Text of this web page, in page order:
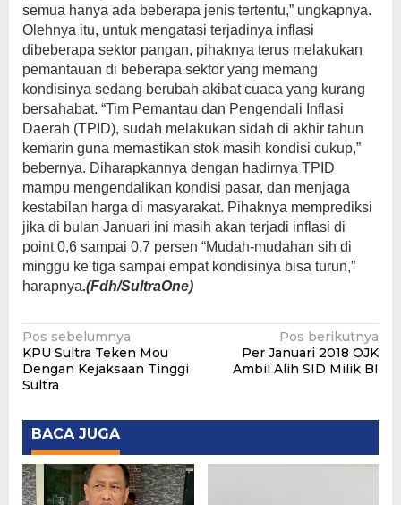
semua hanya ada beberapa jenis tertentu,” ungkapnya.
Olehnya itu, untuk mengatasi terjadinya inflasi
dibeberapa sektor pangan, pihaknya terus melakukan
pemantauan di beberapa sektor yang memang
kondisinya sedang berubah akibat cuaca yang kurang
bersahabat. “Tim Pemantau dan Pengendali Inflasi
Daerah (TPID), sudah melakukan sidah di akhir tahun
kemarin guna memastikan stok masih kondisi cukup,”
bebernya. Diharapkannya dengan hadirnya TPID
mampu mengendalikan kondisi pasar, dan menjaga
kestabilan harga di masyarakat. Pihaknya memprediksi
jika di bulan Januari ini masih akan terjadi inflasi di
point 0,6 sampai 0,7 persen “Mudah-mudahan sih di
minggu ke tiga sampai empat kondisinya bisa turun,”
harapnya.(Fdh/SultraOne)
Navigasi
pos
Pos sebelumnya
KPU Sultra Teken Mou
Dengan Kejaksaan Tinggi
Sultra
Pos berikutnya
Per Januari 2018 OJK
Ambil Alih SID Milik BI
BACA JUGA